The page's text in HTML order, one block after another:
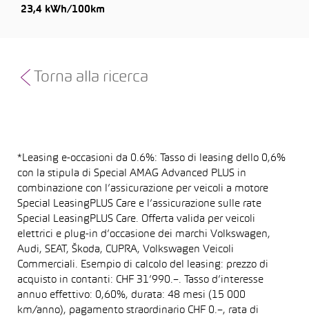
23,4 kWh/100km
Torna alla ricerca
*Leasing e-occasioni da 0.6%: Tasso di leasing dello 0,6%
con la stipula di Special AMAG Advanced PLUS in
combinazione con l’assicurazione per veicoli a motore
Special LeasingPLUS Care e l’assicurazione sulle rate
Special LeasingPLUS Care. Offerta valida per veicoli
elettrici e plug-in d’occasione dei marchi Volkswagen,
Audi, SEAT, Škoda, CUPRA, Volkswagen Veicoli
Commerciali. Esempio di calcolo del leasing: prezzo di
acquisto in contanti: CHF 31’990.–. Tasso d’interesse
annuo effettivo: 0,60%, durata: 48 mesi (15 000
km/anno), pagamento straordinario CHF 0.–, rata di